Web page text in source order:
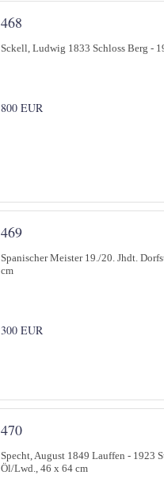
468
Sckell, Ludwig 1833 Schloss Berg -
800 EUR
469
Spanischer Meister 19./20. Jhdt.
cm
300 EUR
470
Specht, August 1849 Lauffen - 1923
Öl/Lwd., 46 x 64 cm